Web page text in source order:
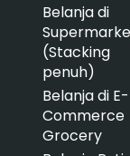
Belanja di
(Stacking
penuh)
Belanja di E-
Commerce
Grocery